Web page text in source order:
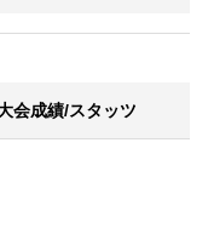
会成績/スタッツ